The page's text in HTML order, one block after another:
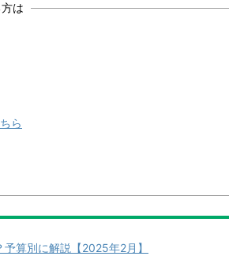
は
ら
算別に解説【2025年2月】